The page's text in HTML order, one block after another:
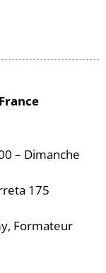
– Dimanche
175
Formateur